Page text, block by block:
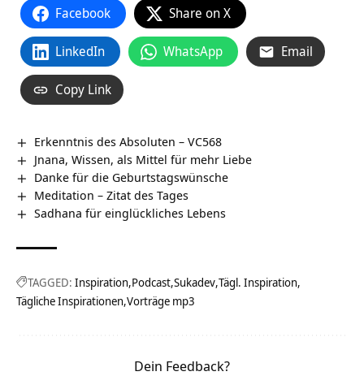
Facebook Share on X
LinkedIn WhatsApp Email
Copy Link
Erkenntnis des Absoluten – VC568
Jnana, Wissen, als Mittel für mehr Liebe
Danke für die Geburtstagswünsche
Meditation – Zitat des Tages
Sadhana für einglückliches Lebens
TAGGED: Inspiration Podcast Sukadev Tägl. Inspiration
Tägliche Inspirationen Vorträge mp3
Dein Feedback?